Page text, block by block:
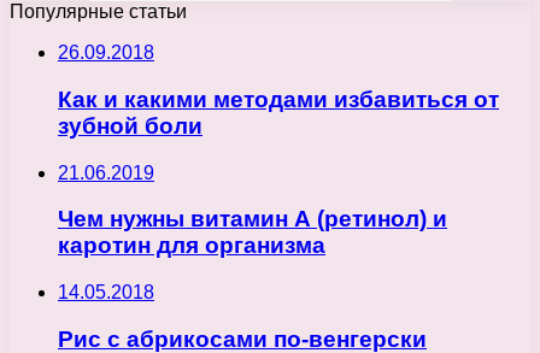
Популярные статьи
26.09.2018
Как и какими методами избавиться от
зубной боли
21.06.2019
Чем нужны витамин А (ретинол) и
каротин для организма
14.05.2018
Рис с абрикосами по-венгерски